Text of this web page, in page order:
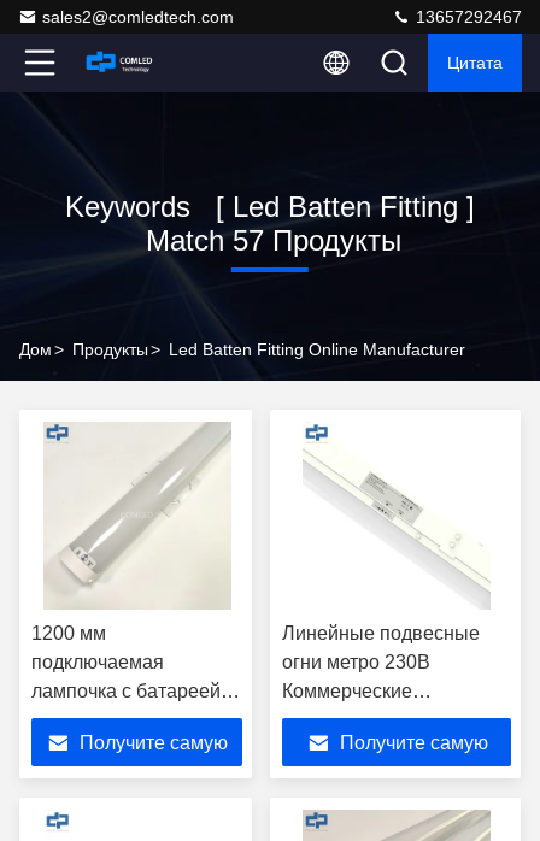
sales2@comledtech.com 13657292467
Цитата
Keywords [ Led Batten Fitting ]
Match 57 Продукты
Дом> Продукты> Led Batten Fitting Online Manufacturer
1200 мм
подключаемая
лампочка с батареей
1500 мАч и датчиком
движенияПолучите самую
Линейные подвесные
огни метро 230В
Коммерческие
подключаемые
светодиодные трубы
Получите самую